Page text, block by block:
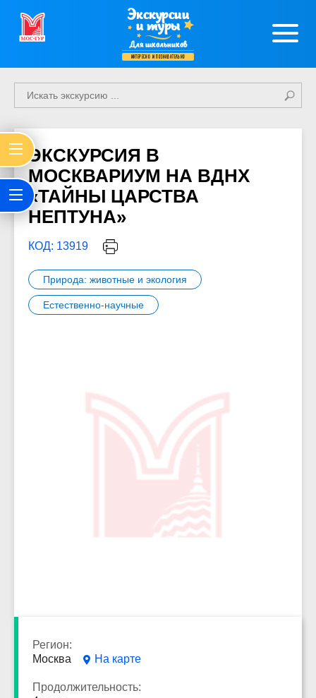
Экскурсии
и туры
Для школьников
интересно и познавательно
ЭКСКУРСИЯ В
МОСКВАРИУМ НА ВДНХ
«ТАЙНЫ ЦАРСТВА
НЕПТУНА»
КОД: 13919
Природа: животные и экология
Естественно-научные
Регион:
Москва
На карте
Продолжительность: